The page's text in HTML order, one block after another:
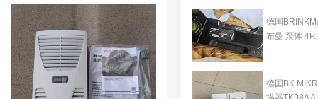
德国
布曼 泵体
德国BK